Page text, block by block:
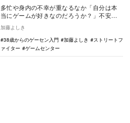
多忙や身内の不幸が重なるなか「自分は本
当にゲームが好きなのだろうか？」不安に
苛まれながらも、『ストリートファイター
3』を再びプレ…
加藤よしき
38歳からのゲーセン入門
加藤よしき
ストリートフ
ァイター
ゲームセンター